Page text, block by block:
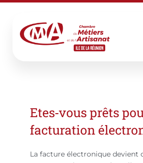
Aller
contenu
Etes‑vous prêts
facturation
La facture électronique devient